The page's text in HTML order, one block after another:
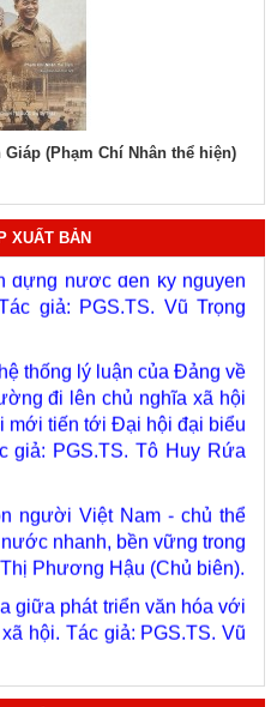
(Phạm Chí Nhân thể hiện)
XUẤT BẢN
Bảo tàng Hồ Chí Minh.
dựng nước đến kỷ nguyên
giả: PGS.TS. Vũ Trọng
thống lý luận của Đảng về
đi lên chủ nghĩa xã hội
mới tiến tới Đại hội đại biểu
giả: PGS.TS. Tô Huy Rứa
người Việt Nam - chủ thể
nhanh, bền vững trong
Phương Hậu (Chủ biên).
giữa phát triển văn hóa với
hội. Tác giả: PGS.TS. Vũ
ở Hoàng Sa, Trường Sa
trạng khai thác và quản lý.